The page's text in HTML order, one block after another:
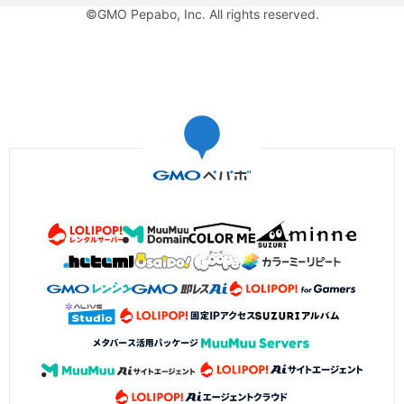
©GMO Pepabo, Inc. All rights reserved.